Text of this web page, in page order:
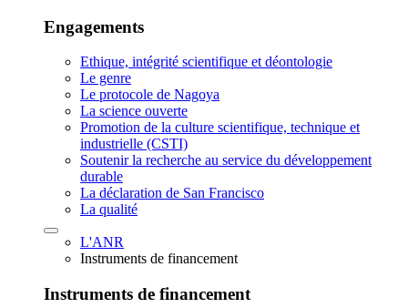
Engagements
Ethique, intégrité scientifique et déontologie
Le genre
Le protocole de Nagoya
La science ouverte
Promotion de la culture scientifique, technique et
industrielle (CSTI)
Soutenir la recherche au service du développement
durable
La déclaration de San Francisco
La qualité
L'ANR
Instruments de financement
Instruments de financement